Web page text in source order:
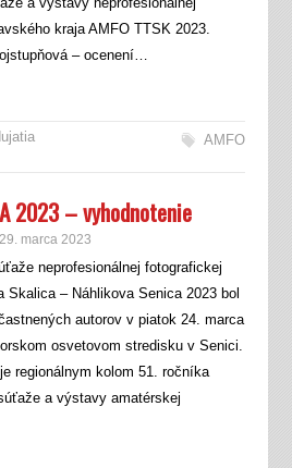
kraja AMFO TTSK 2023.
– ocenení…
AMFO
2023 – vyhodnotenie
29. marca 2023
neprofesionálnej fotografickej
Skalica – Náhlikova Senica 2023 bol
autorov v piatok 24. marca
osvetovom stredisku v Senici.
regionálnym kolom 51. ročníka
a výstavy amatérskej